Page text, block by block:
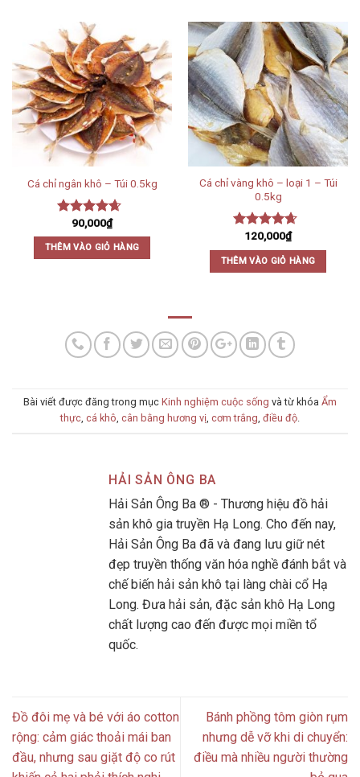
Cá chỉ ngân khô – Túi 0.5kg
Được xếp
hạng4.33
5 sao
90,000₫
THÊM VÀO GIỎ HÀNG
Cá chỉ vàng khô – loại 1 – Túi
0.5kg
Được xếp
hạng4.33
5 sao
120,000₫
THÊM VÀO GIỎ HÀNG
Bài viết được đăng trong mục Kinh nghiệm cuộc sống và từ khóa Ẩm
thực cá khô cân bằng hương vị cơm trắng điều độ
HẢI SẢN ÔNG BA
Hải Sản Ông Ba ® - Thương hiệu đồ hải
sản khô gia truyền Hạ Long. Cho đến nay,
Hải Sản Ông Ba đã và đang lưu giữ nét
đẹp truyền thống văn hóa nghề đánh bắt và
chế biến hải sản khô tại làng chài cổ Hạ
Long. Đưa hải sản, đặc sản khô Hạ Long
chất lượng cao đến được mọi miền tổ
quốc.
Đồ đôi mẹ và bé với áo cotton
rộng: cảm giác thoải mái ban
đầu, nhưng sau giặt độ co rút
Bánh phồng tôm giòn rụm
nhưng dễ vỡ khi di chuyển:
điều mà nhiều người thường